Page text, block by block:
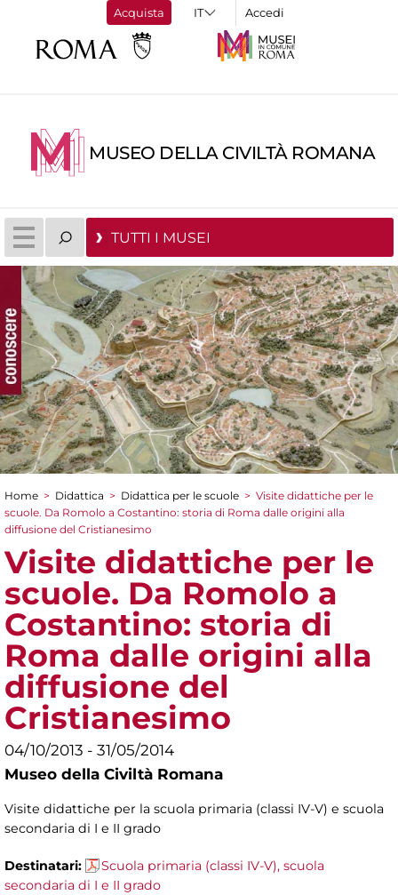
Acquista Accedi
MUSEO DELLA CIVILTÀ ROMANA
TUTTI I MUSEI
Tu sei qui
Home > Didattica > Didattica per le scuole > Visite didattiche per le
scuole. Da Romolo a Costantino: storia di Roma dalle origini alla
diffusione del Cristianesimo
Visite didattiche per le
scuole. Da Romolo a
Costantino: storia di
Roma dalle origini alla
diffusione del
Cristianesimo
04/10/2013 - 31/05/2014
Museo della Civiltà Romana
Visite didattiche per la scuola primaria (classi IV-V) e scuola
secondaria di I e II grado
Destinatari:
Scuola primaria (classi IV-V), scuola
secondaria di I e II grado